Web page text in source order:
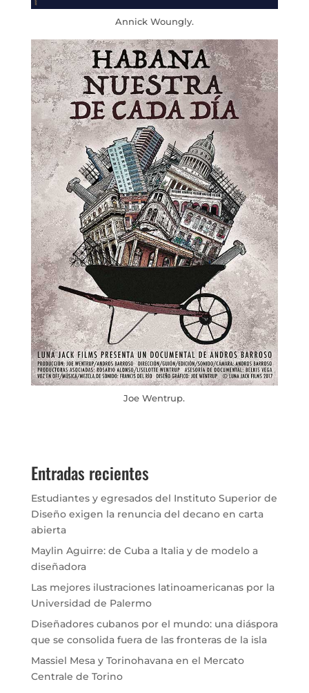
Annick Woungly.
Joe Wentrup.
Entradas recientes
Estudiantes y egresados del Instituto Superior de
Diseño exigen la renuncia del decano en carta
abierta
Maylin Aguirre: de Cuba a Italia y de modelo a
diseñadora
Las mejores ilustraciones latinoamericanas por la
Universidad de Palermo
Diseñadores cubanos por el mundo: una diáspora
que se consolida fuera de las fronteras de la isla
Massiel Mesa y Torinohavana en el Mercato
Centrale de Torino